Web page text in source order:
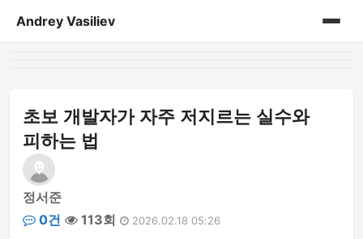
Andrey Vasiliev
books
drugoe
javascript
초보 개발자가 자주 저지르는 실수와
피하는 법
정서준
0건
113회 2026.02.18 05:26